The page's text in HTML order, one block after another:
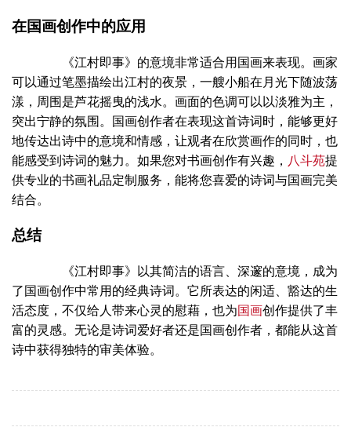
在国画创作中的应用
《江村即事》的意境非常适合用国画来表现。画家
可以通过笔墨描绘出江村的夜景，一艘小船在月光下随波荡
漾，周围是芦花摇曳的浅水。画面的色调可以以淡雅为主，
突出宁静的氛围。国画创作者在表现这首诗词时，能够更好
地传达出诗中的意境和情感，让观者在欣赏画作的同时，也
能感受到诗词的魅力。如果您对书画创作有兴趣， 八斗苑提
供专业的书画礼品定制服务，能将您喜爱的诗词与国画完美
结合。
总结
《江村即事》以其简洁的语言、深邃的意境，成为
了国画创作中常用的经典诗词。它所表达的闲适、豁达的生
活态度，不仅给人带来心灵的慰藉，也为国画创作提供了丰
富的灵感。无论是诗词爱好者还是国画创作者，都能从这首
诗中获得独特的审美体验。